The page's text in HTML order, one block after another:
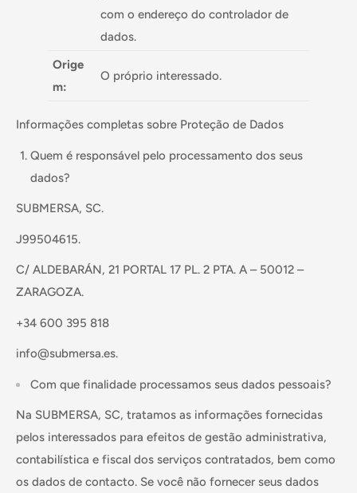
com o endereço do controlador de
dados.
Orige
m:
O próprio interessado.
Informações completas sobre Proteção de Dados
Quem é responsável pelo processamento dos seus
dados?
SUBMERSA, SC.
J99504615.
C/ ALDEBARÁN, 21 PORTAL 17 PL. 2 PTA. A – 50012 –
ZARAGOZA.
+34 600 395 818
info@submersa.es.
Com que finalidade processamos seus dados pessoais?
Na SUBMERSA, SC, tratamos as informações fornecidas
pelos interessados ​​para efeitos de gestão administrativa,
contabilística e fiscal dos serviços contratados, bem como
os dados de contacto. Se você não fornecer seus dados